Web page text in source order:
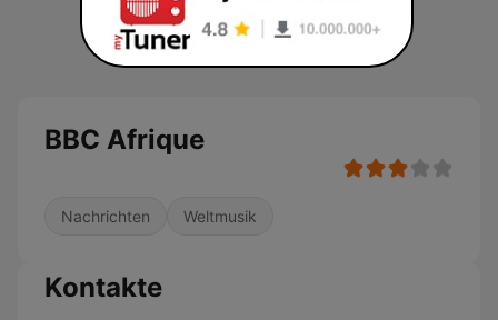
BBC Afrique
Nachrichten Weltmusik
Kontakte